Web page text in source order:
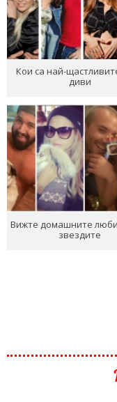
Кои са най-
диви
Вижте домашните
звездите